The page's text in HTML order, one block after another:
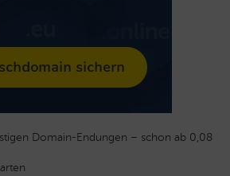
Domain-Endungen – schon ab 0,08